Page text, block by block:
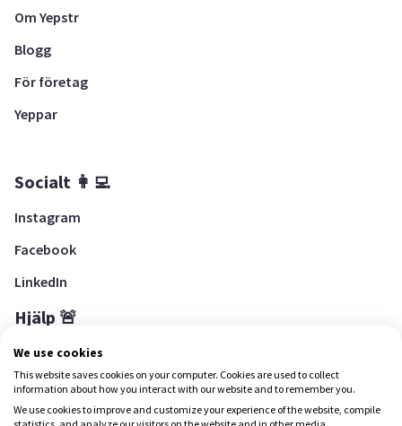
Om Yepstr
Blogg
För företag
Yeppar
Socialt 👩‍💻
Instagram
Facebook
LinkedIn
Hjälp 🚨
Hjälpcenter
Ladda ned Yepstr
We use cookies
This website saves cookies on your computer. Cookies are used to collect
information about how you interact with our website and to remember you.
We use cookies to improve and customize your experience of the website, compile